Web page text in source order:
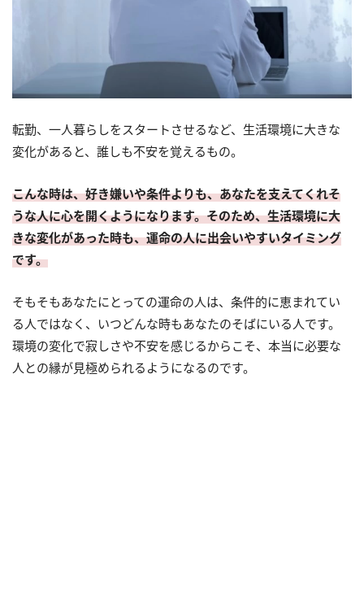
転勤、一人暮らしをスタートさせるなど、生活環境に大きな
変化があると、誰しも不安を覚えるもの。
こんな時は、好き嫌いや条件よりも、あなたを支えてくれそ
うな人に心を開くようになります。そのため、生活環境に大
きな変化があった時も、運命の人に出会いやすいタイミング
です。
そもそもあなたにとっての運命の人は、条件的に恵まれてい
る人ではなく、いつどんな時もあなたのそばにいる人です。
環境の変化で寂しさや不安を感じるからこそ、本当に必要な
人との縁が見極められるようになるのです。